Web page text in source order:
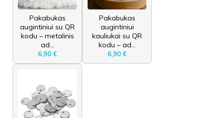
Pakabukas
augintiniui su QR
kodu – metalinis
ad...
6,90 €
Pakabukas
augintiniui
kauliukai su QR
kodu – ad...
6,90 €